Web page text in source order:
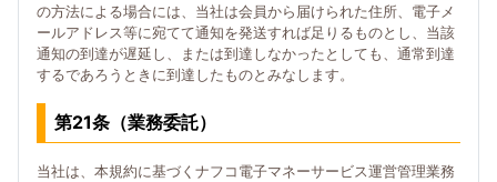
の方法による場合には、当社は会員から届けられた住所、電子メ
ールアドレス等に宛てて通知を発送すれば足りるものとし、当該
通知の到達が遅延し、または到達しなかったとしても、通常到達
するであろうときに到達したものとみなします。
第21条（業務委託）
当社は、本規約に基づくナフコ電子マネーサービス運営管理業務